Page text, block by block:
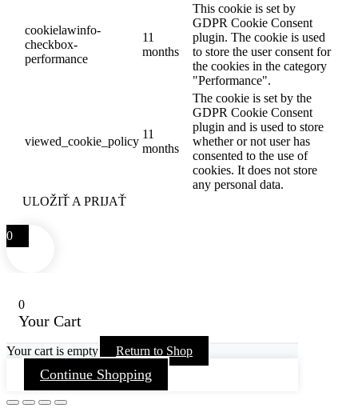
cookielawinfo-
checkbox-
performance
11
months
This cookie is set by
GDPR Cookie Consent
plugin. The cookie is used
to store the user consent for
the cookies in the category
"Performance".
viewed_cookie_policy
11
months
The cookie is set by the
GDPR Cookie Consent
plugin and is used to store
whether or not user has
consented to the use of
cookies. It does not store
any personal data.
ULOŽIŤ A PRIJAŤ
0
0
Your Cart
Your cart is empty Return to Shop
Continue Shopping